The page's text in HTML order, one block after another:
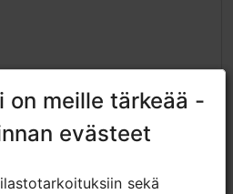
on meille tärkeää -
evästeet
sekä
on meille tärkeää -
evästeet
sekä